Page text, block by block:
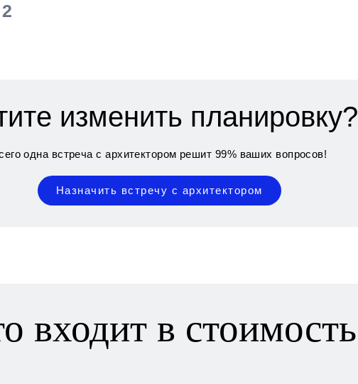
2
изменить планировку?
одна встреча с архитектором решит 99% ваших вопросов!
Назначить встречу с архитектором
входит в стоимость